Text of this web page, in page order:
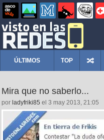
ÚLTIMOS TOP
Mira que no saberlo...
por ladyfriki85 el 3 may 2013, 21:05